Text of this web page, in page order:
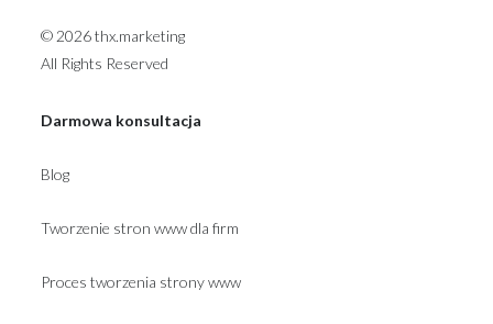
© 2026 thx.marketing
All Rights Reserved
Darmowa konsultacja
Blog
Tworzenie stron www dla firm
Proces tworzenia strony www